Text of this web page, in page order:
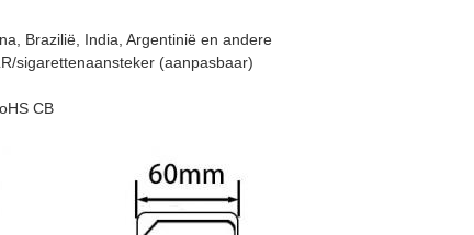
Brazilië, India, Argentinië en andere
sigarettenaansteker (aanpasbaar)
CB